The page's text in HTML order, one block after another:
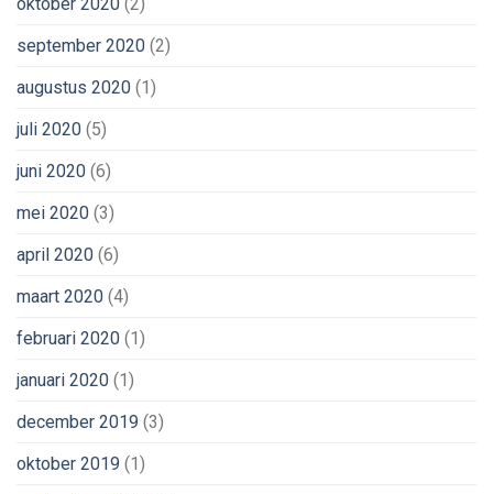
september 2020 (2)
augustus 2020 (1)
juli 2020 (5)
juni 2020 (6)
mei 2020 (3)
april 2020 (6)
maart 2020 (4)
februari 2020 (1)
januari 2020 (1)
december 2019 (3)
oktober 2019 (1)